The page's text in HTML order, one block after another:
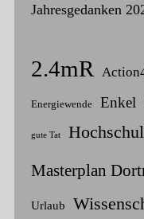
Jahresgedanken
2.4mR
Energiewende Enkel
gute Tat
Masterplan
Urlaub